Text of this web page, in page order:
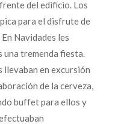
del edificio. Los
para el disfrute de
Navidades les
una tremenda fiesta.
llevaban en excursión
de la cerveza,
buffet para ellos y